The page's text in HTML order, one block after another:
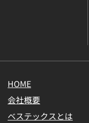
HOME
会社概要
ベステックスとは